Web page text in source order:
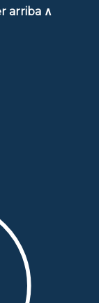
arriba ∧